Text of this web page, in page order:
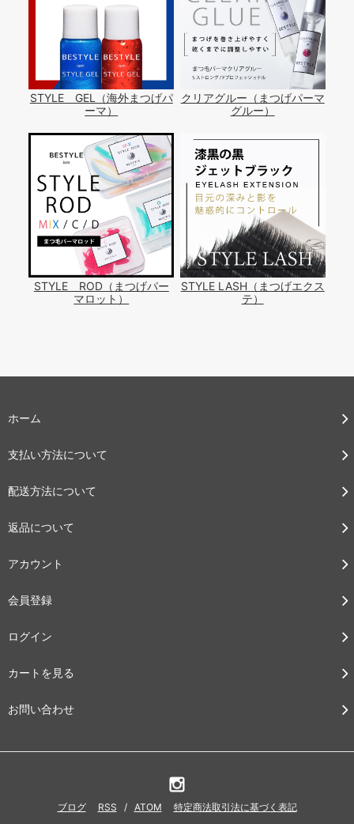
STYLE GEL（海外まつげパ
ーマ）
クリアグルー（まつげパーマ
グルー）
STYLE ROD（まつげパー
マロット）
STYLE LASH（まつげエクス
テ）
ホーム
支払い方法について
配送方法について
返品について
アカウント
会員登録
ログイン
カートを見る
お問い合わせ
ブログ RSS / ATOM 特定商法取引法に基づく表記